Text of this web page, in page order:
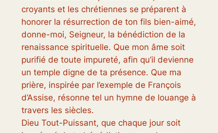
croyants et les chrétiennes se préparent à
honorer la résurrection de ton fils bien-aimé,
donne-moi, Seigneur, la bénédiction de la
renaissance spirituelle. Que mon âme soit
purifié de toute impureté, afin qu’il devienne
un temple digne de ta présence. Que ma
prière, inspirée par l’exemple de François
d’Assise, résonne tel un hymne de louange à
travers les siècles.
Dieu Tout-Puissant, que chaque jour soit